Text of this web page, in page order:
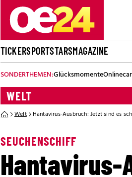
TICKERSPORTSTARSMAGAZINE
SONDERTHEMEN:Glücksmomente
WELT
Welt Hantavirus-Ausbruch: Jetzt sind es
SEUCHENSCHIFF
Hantavirus-